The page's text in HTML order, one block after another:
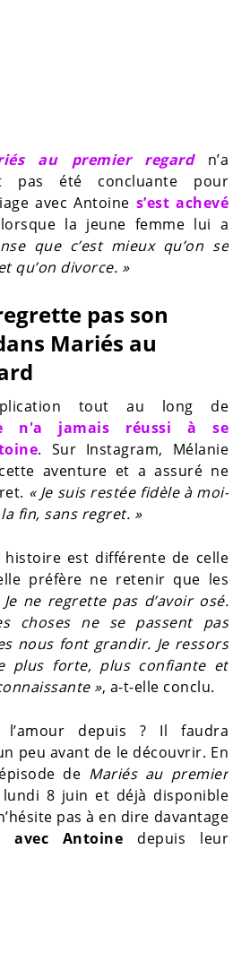
au premier regardn’a
pas été concluante pour
avec Antoine s’est achevé
lorsque la jeune femme lui a
que c’est mieux qu’on se
qu’on divorce. »
pas son
Mariés au
tout au long de
n'a jamais réussi à se
. Sur Instagram, Mélanie
aventure et a assuré ne
« Je suis restée fidèle à moi-
fin, sans regret. »
histoire est différente de celle
préfère ne retenir que les
Je ne regrette pas d’avoir osé.
choses ne se passent pas
nous font grandir. Je ressors
plus forte, plus confiante et
», a-t-elle conclu.
l’amour depuis ? Il faudra
peu avant de le découvrir. En
de Mariés au premier
8 juin et déjà disponible
pas à en dire davantage
Antoine depuis leur